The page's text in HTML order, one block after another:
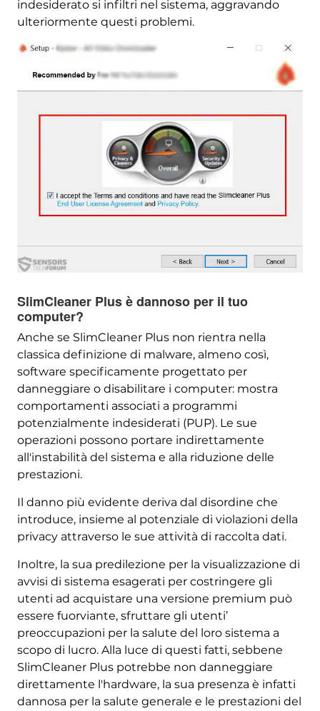
indesiderato si infiltri nel sistema, aggravando
ulteriormente questi problemi.
SlimCleaner Plus è dannoso per il tuo
computer?
Anche se SlimCleaner Plus non rientra nella
classica definizione di malware, almeno così,
software specificamente progettato per
danneggiare o disabilitare i computer: mostra
comportamenti associati a programmi
potenzialmente indesiderati (PUP). Le sue
operazioni possono portare indirettamente
all'instabilità del sistema e alla riduzione delle
prestazioni.
Il danno più evidente deriva dal disordine che
introduce, insieme al potenziale di violazioni della
privacy attraverso le sue attività di raccolta dati.
Inoltre, la sua predilezione per la visualizzazione di
avvisi di sistema esagerati per costringere gli
utenti ad acquistare una versione premium può
essere fuorviante, sfruttare gli utenti’
preoccupazioni per la salute del loro sistema a
scopo di lucro. Alla luce di questi fatti, sebbene
SlimCleaner Plus potrebbe non danneggiare
direttamente l'hardware, la sua presenza è infatti
dannosa per la salute generale e le prestazioni del